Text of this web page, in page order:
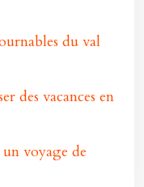
du val
des vacances en
voyage de